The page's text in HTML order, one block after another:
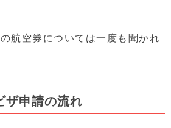
航空券については一度も聞かれ
ザ申請の流れ